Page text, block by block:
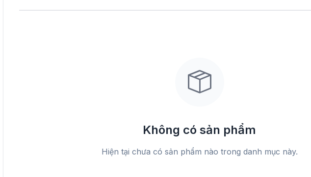
Không có sản phẩm
Hiện tại chưa có sản phẩm nào trong danh mục này.